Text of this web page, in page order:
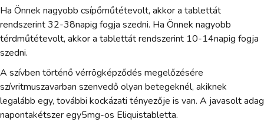
Ha Önnek nagyobb csípőműtétevolt, akkor a tablettát
rendszerint 32-38napig fogja szedni. Ha Önnek nagyobb
térdműtétevolt, akkor a tablettát rendszerint 10-14napig fogja
szedni.
A szívben történő vérrögképződés megelőzésére
szívritmuszavarban szenvedő olyan betegeknél, akiknek
legalább egy, további kockázati tényezője is van. A javasolt adag
napontakétszer egy5mg-os Eliquistabletta.